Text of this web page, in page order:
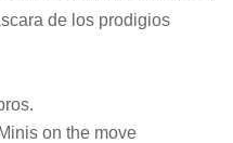
de los prodigios
on the move